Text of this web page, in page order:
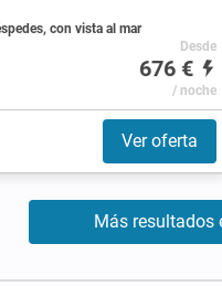
con vista al mar
Desde
676 €
/ noche
Ver oferta
Más resultados